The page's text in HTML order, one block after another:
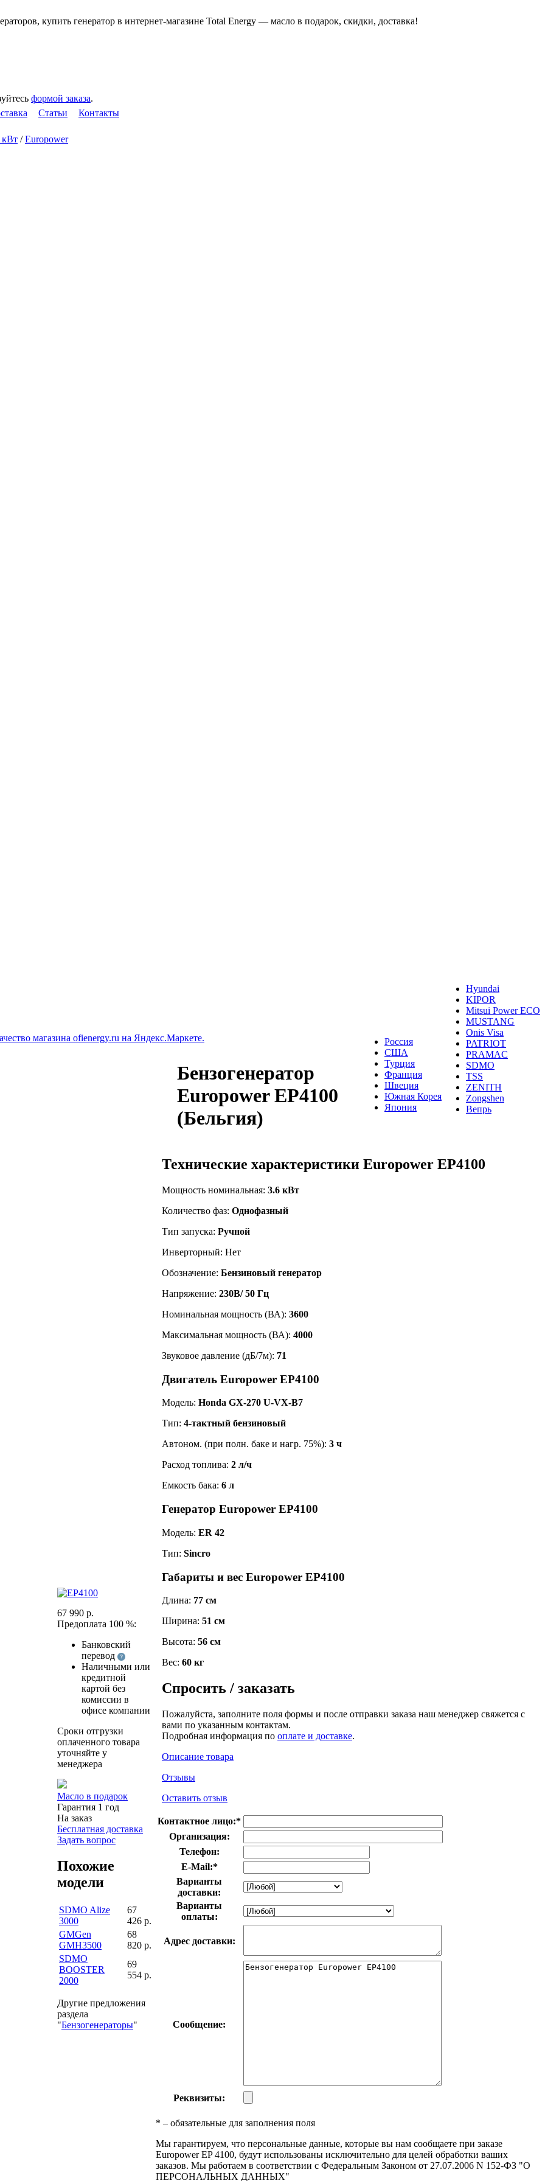
формой заказа.
Статьи
Контакты
кВт /Europower
Hyundai
KIPOR
Mitsui Power ECO
MUSTANG
Onis Visa
PATRIOT
PRAMAC
SDMO
TSS
ZENITH
Zongshen
Вепрь
Россия
США
Турция
Франция
Швеция
Южная Корея
Япония
Бензогенератор
Europower EP4100
(Бельгия)
67 990 р.
Предоплата 100 %:
Банковский
перевод
Наличными или
кредитной
картой без
комиссии в
офисе компании
Сроки отгрузки
оплаченного товара
уточняйте у
менеджера
Масло в подарок
Гарантия 1 год
На заказ
Бесплатная доставка
Задать вопрос
Похожие
модели
SDMO Alize
3000
67
426 р.
GMGen
GMH3500
68
820 р.
SDMO
BOOSTER
2000
69
554 р.
Другие предложения
раздела
"Бензогенераторы"
Технические характеристики Europower EP4100
Мощность номинальная: 3.6 кВт
Количество фаз: Однофазный
Тип запуска: Ручной
Инверторный: Нет
Обозначение: Бензиновый генератор
Напряжение: 230В/ 50 Гц
Номинальная мощность (ВА): 3600
Максимальная мощность (ВА): 4000
Звуковое давление (дБ/7м): 71
Двигатель Europower EP4100
Модель: Honda GX-270 U-VX-B7
Тип: 4-тактный бензиновый
Автоном. (при полн. баке и нагр. 75%): 3 ч
Расход топлива: 2 л/ч
Емкость бака: 6 л
Генератор Europower EP4100
Модель: ER 42
Тип: Sincro
Габариты и вес Europower EP4100
Длина: 77 см
Ширина: 51 см
Высота: 56 см
Вес: 60 кг
Спросить / заказать
Пожалуйста, заполните поля формы и после отправки заказа наш менеджер свяжется с
вами по указанным контактам.
Подробная информация по оплате и доставке.
Описание товара
Отзывы
Оставить отзыв
Контактное лицо:*
Организация:
Телефон:
E-Mail:*
Варианты
доставки:
Варианты
оплаты:
Адрес доставки:
Сообщение:
Реквизиты:
* – обязательные для заполнения поля
Мы гарантируем, что персональные данные, которые вы нам сообщаете при заказе
Europower EP 4100, будут использованы исключительно для целей обработки ваших
заказов. Мы работаем в соответствии с Федеральным Законом от 27.07.2006 N 152-ФЗ "О
ПЕРСОНАЛЬНЫХ ДАННЫХ"